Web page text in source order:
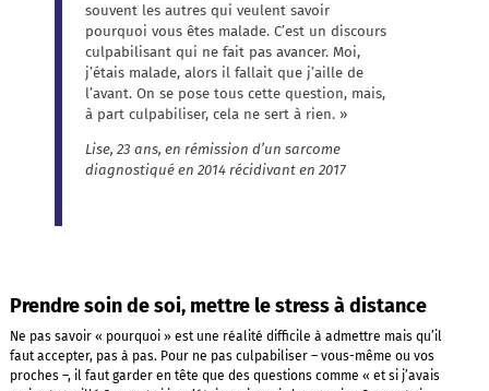
souvent les autres qui veulent savoir
pourquoi vous êtes malade. C’est un discours
culpabilisant qui ne fait pas avancer. Moi,
j’étais malade, alors il fallait que j’aille de
l’avant. On se pose tous cette question, mais,
à part culpabiliser, cela ne sert à rien. »
Lise, 23 ans, en rémission d’un sarcome
diagnostiqué en 2014 récidivant en 2017
Prendre soin de soi, mettre le stress à distance
Ne pas savoir « pourquoi » est une réalité difficile à admettre mais qu’il
faut accepter, pas à pas. Pour ne pas culpabiliser – vous-même ou vos
proches –, il faut garder en tête que des questions comme « et si j’avais